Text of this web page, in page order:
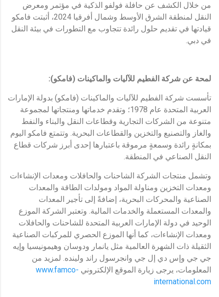
من خلال الكشف عن حافلة فولفو الذكية في مؤتمر ومعرض
النقل لمنطقة الشرق الأوسط وشمال أفرقيا 2024، أثبتت فامكو
قيادتها في تقديم حلول رائدة تتجاوب مع التطورات في بيئة النقل
في دبي.
لمحة عن شركة الفطيم للآليات والماكينات (فامكو):
تأسست شركة الفطيم للآليات والماكينات (فامكو) بدولة الإمارات
العربية المتحدة عام 1978؛ وتقدم خدماتها ومنتجاتها لمجموعة
متنوعة من الشركات التجارية وقطاعات النقل والبناء والنفط
والغاز والتصنيع والتخزين والقطاعات البحرية. وتتمتع فامكو اليوم
بمكانةٍ رائدة وسمعةٍ مرموقة باعتبارها إحدى أبرز شركات قطاع
النقل الصناعي في المنطقة.
وتشمل منتجات الشركة الشاحنات والحافلات ومعدات الإنشاءات
ومعدات التخزين ومناولة المواد ومولدات الطاقة والمعدات
الصناعية والمحركات البحرية، إضافةً إلى تأجير المعدات
والمعدات المستعملة والخدمات المالية. وتعتبر الشركة الموزع
الوحيد في دولة الإمارات العربية المتحدة للشاحنات والحافلات
ومعدات الإنشاءات، كما أنها الموزع الحصري للمركبات الصناعية
الثقيلة ذات الشهرة العالمية مثل يانمار ودوسان وهيمونيسيا وإيه
جي جي وإس دي إل جي وانجرسول راند ولينده. لمزيد من
المعلومات، يرجى زيارة الموقع الإلكتروني www.famco-
international.com